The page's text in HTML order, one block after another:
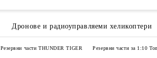
Дронове и радиоуправляеми хеликоптери
Резервни части THUNDER TIGER Резервни части за 1:10